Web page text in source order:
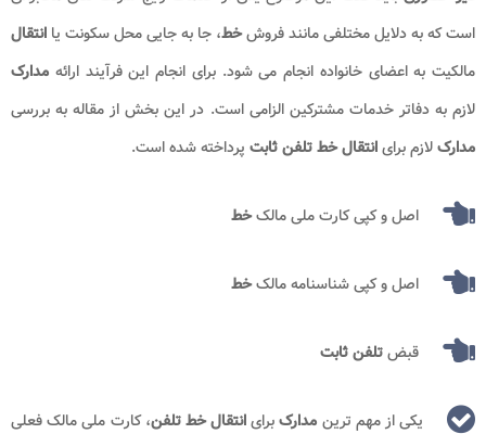
است که به دلایل مختلفی مانند فروشخط، جا به ‌جایی محل سکونت یا انتقال
مالکیت به اعضای خانواده انجام می ‌شود. برای انجام این فرآیند ارائه مدارک
لازم به دفاتر خدمات مشترکین الزامی است. در این بخش از مقاله به بررسی
مدارکلازم برایانتقال خط تلفن ثابت پرداخته شده است.
اصل و کپی کارت ملی مالکخط
اصل و کپی شناسنامه مالکخط
قبضتلفن ثابت
یکی از مهم‌ ترین مدارکبرایانتقال خط تلفن، کارت ملی مالک فعلی